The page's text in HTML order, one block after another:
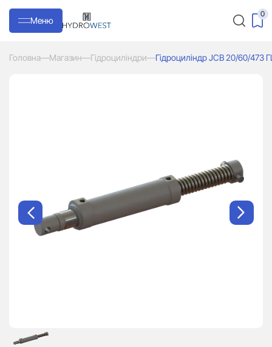
Меню
0
Головна—Магазин—Гідроциліндри—Гідроциліндр JCB 20/60/473